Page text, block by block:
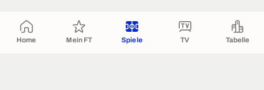
Home Mein FT Spiele TV Tabelle